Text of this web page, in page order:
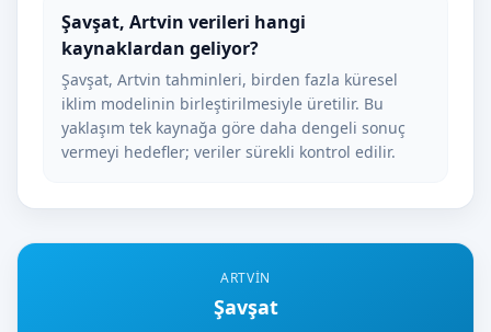
ARTVIN
Şavşat
Şavşat, Artvin verileri hangi
kaynaklardan geliyor?
Şavşat, Artvin tahminleri, birden fazla küresel
iklim modelinin birleştirilmesiyle üretilir. Bu
yaklaşım tek kaynağa göre daha dengeli sonuç
vermeyi hedefler; veriler sürekli kontrol edilir.